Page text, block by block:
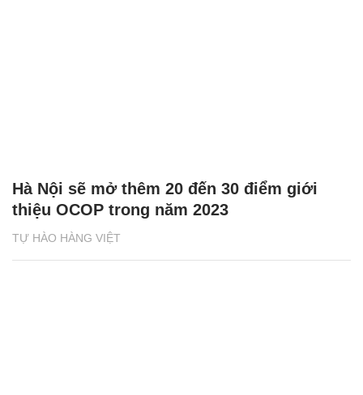
TỰ HÀO HÀNG VIỆT
Hà Nội sẽ mở thêm 20 đến 30 điểm giới
thiệu OCOP trong năm 2023